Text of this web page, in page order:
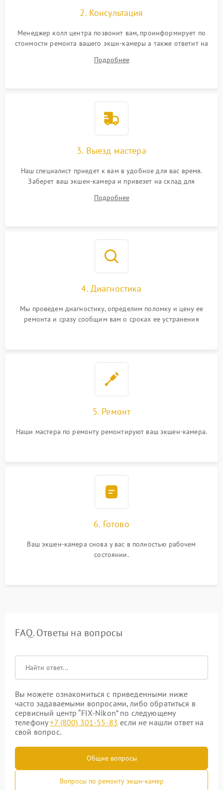
2. Консультация
Менеджер колл центра позвонит вам, проинформирует по
стоимости ремонта вашего экшн-камеры а также ответит на
Подробнее
3. Выезд мастера
Наш специалист приедет к вам в удобное для вас время.
Заберет ваш экшен-камера и привезет на склад для
Подробнее
4. Диагностика
Мы проведем диагностику, определим поломку и цену ее
ремонта и сразу сообщим вам о сроках ее устранения
5. Ремонт
Наши мастера по ремонту ремонтируют ваш экшен-камера.
6. Готово
Ваш экшен-камера снова у вас в полностью рабочем
состоянии.
FAQ. Ответы на вопросы
Вы можете ознакомиться с приведенными ниже
часто задаваемыми вопросами, либо обратиться в
сервисный центр “FIX-Nikon” по следующему
телефону+7 (800) 301-55-83 если не нашли ответ на
свой вопрос.
Общие вопросы
Вопросы по ремонту экшн-камер